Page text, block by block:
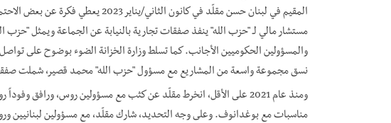
المقيم في لبنان حسن مقلّد في كانون
مستشار مالي لـ "حزب الله" ينفذ صفقات تجارية بالنيابة عن الجماعة ويمثل "حزب
والمسؤولين الحكوميين الأجانب. كما تسلط وزارة الخزانة الضوء بوضوح على
نسق مجموعة واسعة من المشاريع مع مسؤول "حزب الله" محمد قصير، شملت
ومنذ عام 2021 على الأقل، انخرط مقلّد عن كثب مع مسؤولين روس، ورافق
مناسبات مع بوغدانوف. وعلى وجه التحديد، شارك مقلّد، مع مسؤولين لبنانيين